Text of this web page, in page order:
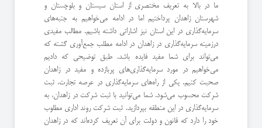
ما در بالا به تعریف مختصری از استان سیستان و بلوچستان و
شهرستان زاهدان پرداختیم اما در ادامه می‌خواهیم به جنبه‌های
سرمایه‌گذاری در این استان نیز اشاراتی داشته باشیم. مطالب مفیدی
درزمینه سرمایه‌گذاری در زاهدان در ادامه مطلب جمع‌آوری گشته که
می‌تواند برای شما مفید فایده باشد. طبق توضیحی که دادیم
می‌خواهیم در مورد سرمایه‌گذاری‌های پربازده و مفید در زاهدان
صحبت کنیم. یکی از راه‌های سرمایه‌گذاری در عرصه تجارت، ثبت
شرکت محسوب می‌شود. شما می‌توانید با ثبت شرکت در زاهدان، به
سرمایه‌گذاری در این منطقه بپردازید. ثبت شرکت روند اداری مطلوب
خود را دارد که قانون و دولت برای آن تعریف کرده‌اند که در زاهدان